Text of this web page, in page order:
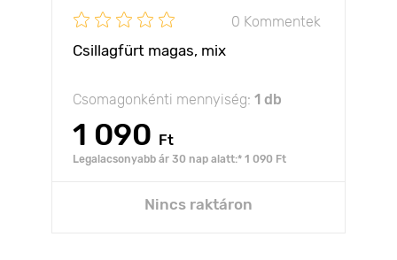
0 Kommentek
Csillagfürt magas, mix
Csomagonkénti mennyiség: 1 db
1 090 Ft
Legalacsonyabb ár 30 nap alatt:* 1 090 Ft
Nincs raktáron